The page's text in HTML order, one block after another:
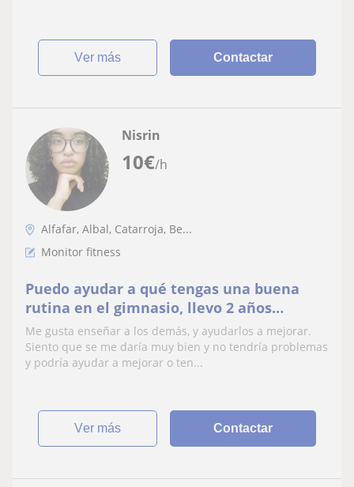
ver más Contactar
10€/h
Nisrin
Alfafar, Albal, Catarroja, Be...
Monitor fitness
Puedo ayudar a qué tengas una buena
rutina en el gimnasio, llevo 2 años
entrenando y enseñando gente
Me gusta enseñar a los demás, y ayudarlos a mejorar.
Siento que se me daría muy bien y no tendría problemas
y podría ayudar a mejorar o ten...
ver más Contactar